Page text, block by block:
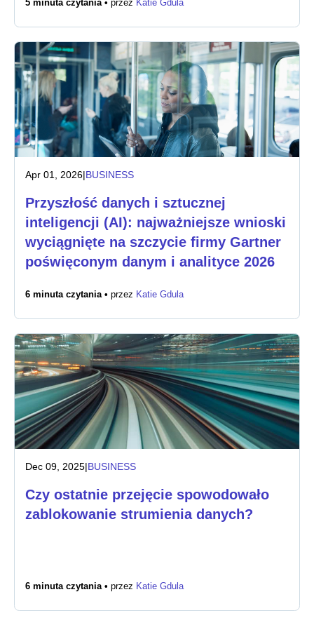
Biuro prasowe
5 minuta czytania • przez Katie Gdula
Apr 01, 2026|BUSINESS
Przyszłość danych i sztucznej
inteligencji (AI): najważniejsze wnioski
wyciągnięte na szczycie firmy Gartner
poświęconym danym i analityce 2026
6 minuta czytania • przez Katie Gdula
Dec 09, 2025|BUSINESS
Czy ostatnie przejęcie spowodowało
zablokowanie strumienia danych?
6 minuta czytania • przez Katie Gdula